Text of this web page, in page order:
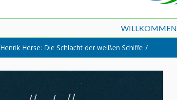
WILLKOMMEN
Henrik Herse: Die Schlacht der weißen Schiffe